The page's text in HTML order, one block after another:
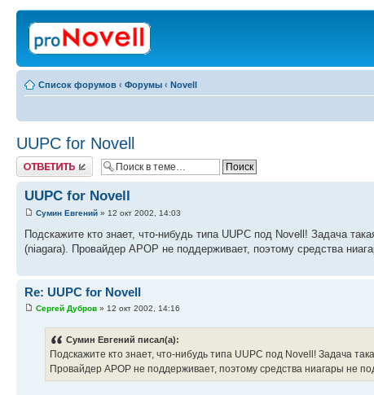
Список форумов ‹ Форумы ‹ Novell
UUPC for Novell
Ответить
UUPC for Novell
Сумин Евгений » 12 окт 2002, 14:03
Подскажите кто знает, что-нибудь типа UUPC под Novell! Задача
(niagara). Провайдер APOP не поддерживает, поэтому средства
Re: UUPC for Novell
Сергей Дубров » 12 окт 2002, 14:16
Сумин Евгений писал(а):
Подскажите кто знает, что-нибудь типа UUPC под Novell! Задача
Провайдер APOP не поддерживает, поэтому средства ниагары не